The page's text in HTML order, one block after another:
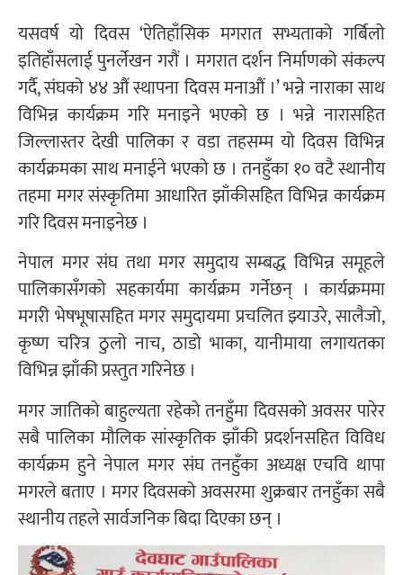
यसवर्ष यो दिवस ‘ऐतिहाँसिक मगरात सभ्यताको गर्बिलो
इतिहाँसलाई पुनर्लेखन गरौं । मगरात दर्शन निर्माणको संकल्प
गर्दै, संघको ४४ औं स्थापना दिवस मनाऔं ।’ भन्ने नाराका साथ
विभिन्न कार्यक्रम गरि मनाइने भएको छ । भन्ने नारासहित
जिल्लास्तर देखी पालिका र वडा तहसम्म यो दिवस विभिन्न
कार्यक्रमका साथ मनाईने भएको छ । तनहुँका १० वटै स्थानीय
तहमा मगर संस्कृतिमा आधारित झाँकीसहित विभिन्न कार्यक्रम
गरि दिवस मनाइनेछ ।
नेपाल मगर संघ तथा मगर समुदाय सम्बद्ध विभिन्न समूहले
पालिकासँगको सहकार्यमा कार्यक्रम गर्नेछन् । कार्यक्रममा
मगरी भेषभूषासहित मगर समुदायमा प्रचलित झ्याउरे, सालैजो,
कृष्ण चरित्र ठुलो नाच, ठाडो भाका, यानीमाया लगायतका
विभिन्न झाँकी प्रस्तुत गरिनेछ ।
मगर जातिको बाहुल्यता रहेको तनहुँमा दिवसको अवसर पारेर
सबै पालिका मौलिक सांस्कृतिक झाँकी प्रदर्शनसहित विविध
कार्यक्रम हुने नेपाल मगर संघ तनहुँका अध्यक्ष एचवि थापा
मगरले बताए । मगर दिवसको अवसरमा शुक्रबार तनहुँका सबै
स्थानीय तहले सार्वजनिक बिदा दिएका छन् ।